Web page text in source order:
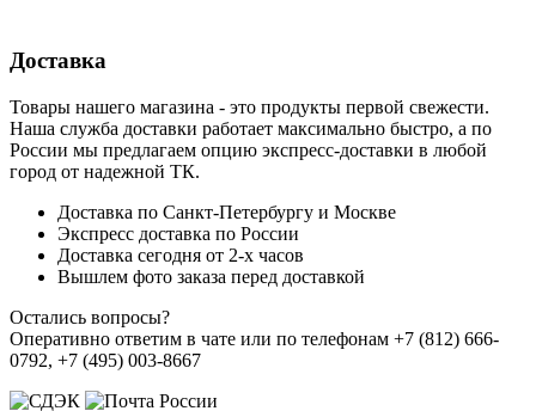
Доставка
Товары нашего магазина - это продукты первой свежести.
Наша служба доставки работает максимально быстро, а по
России мы предлагаем опцию экспресс-доставки в любой
город от надежной ТК.
Доставка по Санкт-Петербургу и Москве
Экспресс доставка по России
Доставка сегодня от 2-х часов
Вышлем фото заказа перед доставкой
Остались вопросы?
Оперативно ответим в чате или по телефонам +7 (812) 666-
0792, +7 (495) 003-8667